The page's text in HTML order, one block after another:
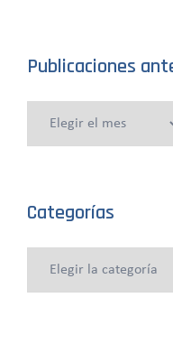
Publicaciones
Categorías